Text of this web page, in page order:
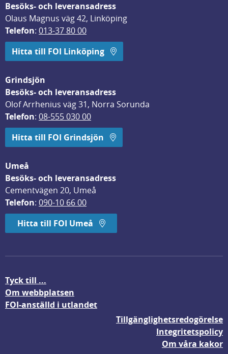
Besöks- och leveransadress
Olaus Magnus väg 42, Linköping
Telefon: 013-37 80 00
Hitta till FOI Linköping
Grindsjön
Besöks- och leveransadress
Olof Arrhenius väg 31, Norra Sorunda
Telefon: 08-555 030 00
Hitta till FOI Grindsjön
Umeå
Besöks- och leveransadress
Cementvägen 20, Umeå
Telefon: 090-10 66 00
Hitta till FOI Umeå
Tyck till ...
Om webbplatsen
FOI-anställd i utlandet
Tillgänglighetsredogörelse
Integritetspolicy
Om våra kakor